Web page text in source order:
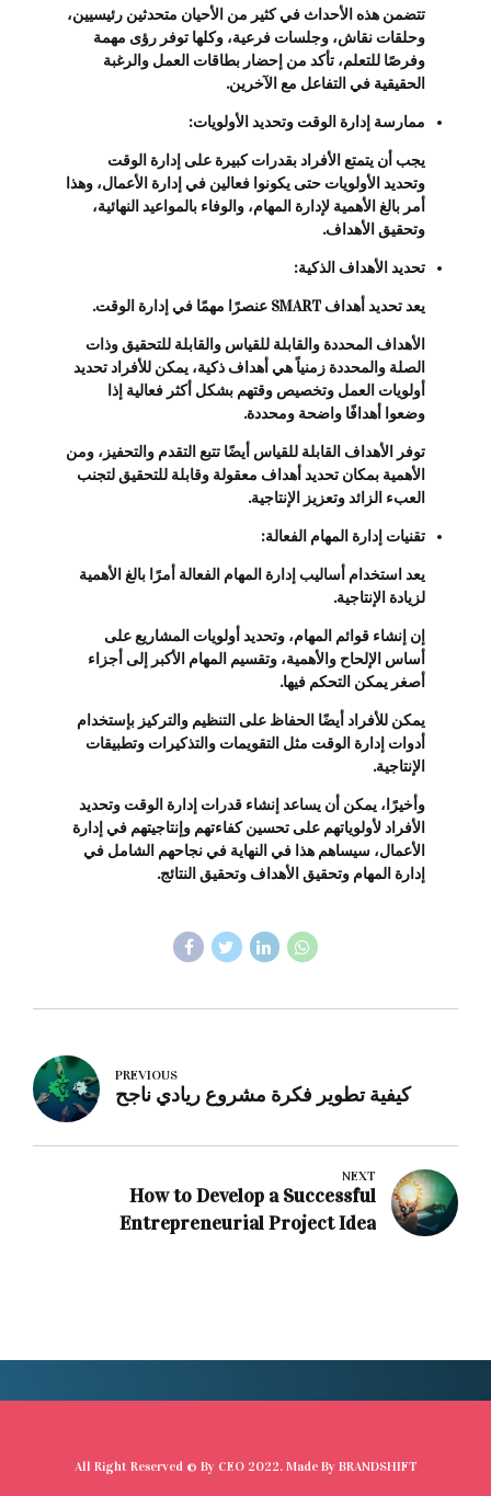
تتضمن هذه الأحداث في كثير من الأحيان متحدثين رئيسيين،
وحلقات نقاش، وجلسات فرعية، وكلها توفر رؤى مهمة
وفرصًا للتعلم، تأكد من إحضار بطاقات العمل والرغبة
الحقيقية في التفاعل مع الآخرين.
ممارسة إدارة الوقت وتحديد الأولويات:
يجب أن يتمتع الأفراد بقدرات كبيرة على إدارة الوقت
وتحديد الأولويات حتى يكونوا فعالين في إدارة الأعمال، وهذا
أمر بالغ الأهمية لإدارة المهام، والوفاء بالمواعيد النهائية،
وتحقيق الأهداف.
تحديد الأهداف الذكية:
يعد تحديد أهداف SMART عنصرًا مهمًا في إدارة الوقت.
الأهداف المحددة والقابلة للقياس والقابلة للتحقيق وذات
الصلة والمحددة زمنياً هي أهداف ذكية، يمكن للأفراد تحديد
أولويات العمل وتخصيص وقتهم بشكل أكثر فعالية إذا
وضعوا أهدافًا واضحة ومحددة.
توفر الأهداف القابلة للقياس أيضًا تتبع التقدم والتحفيز، ومن
الأهمية بمكان تحديد أهداف معقولة وقابلة للتحقيق لتجنب
العبء الزائد وتعزيز الإنتاجية.
تقنيات إدارة المهام الفعالة:
يعد استخدام أساليب إدارة المهام الفعالة أمرًا بالغ الأهمية
لزيادة الإنتاجية.
إن إنشاء قوائم المهام، وتحديد أولويات المشاريع على
أساس الإلحاح والأهمية، وتقسيم المهام الأكبر إلى أجزاء
أصغر يمكن التحكم فيها.
يمكن للأفراد أيضًا الحفاظ على التنظيم والتركيز بإستخدام
أدوات إدارة الوقت مثل التقويمات والتذكيرات وتطبيقات
الإنتاجية.
وأخيرًا، يمكن أن يساعد إنشاء قدرات إدارة الوقت وتحديد
الأفراد لأولوياتهم على تحسين كفاءتهم وإنتاجيتهم في إدارة
الأعمال، سيساهم هذا في النهاية في نجاحهم الشامل في
إدارة المهام وتحقيق الأهداف وتحقيق النتائج.
PREVIOUS
كيفية تطوير فكرة مشروع ريادي ناجح
NEXT
How to Develop a Successful
Entrepreneurial Project Idea
All Right Reserved © By CEO2022. Made By BRANDSHIFT